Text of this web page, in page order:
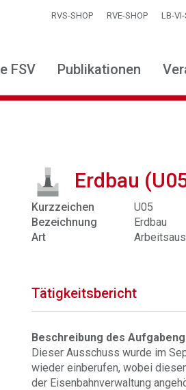
RVS-SHOP RVE-SHOP LB-
FSV Publikationen
Erdbau
Kurzzeichen
U05
Bezeichnung
Erdbau
Art
Tätigkeitsbericht
Beschreibung des
Dieser Ausschuss wurde im
wieder einberufen, wobei
der Eisenbahnverwaltung